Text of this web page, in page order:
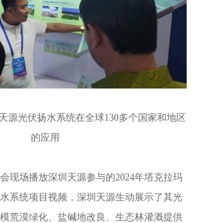
源光伏扬水系统在全球130多个国家和地区
的应用
现场播放深圳天源参与的2024年塔克拉玛
系统项目视频，深圳天源生动展示了其光
荒漠绿化、盐碱地改良、生态林灌溉提供